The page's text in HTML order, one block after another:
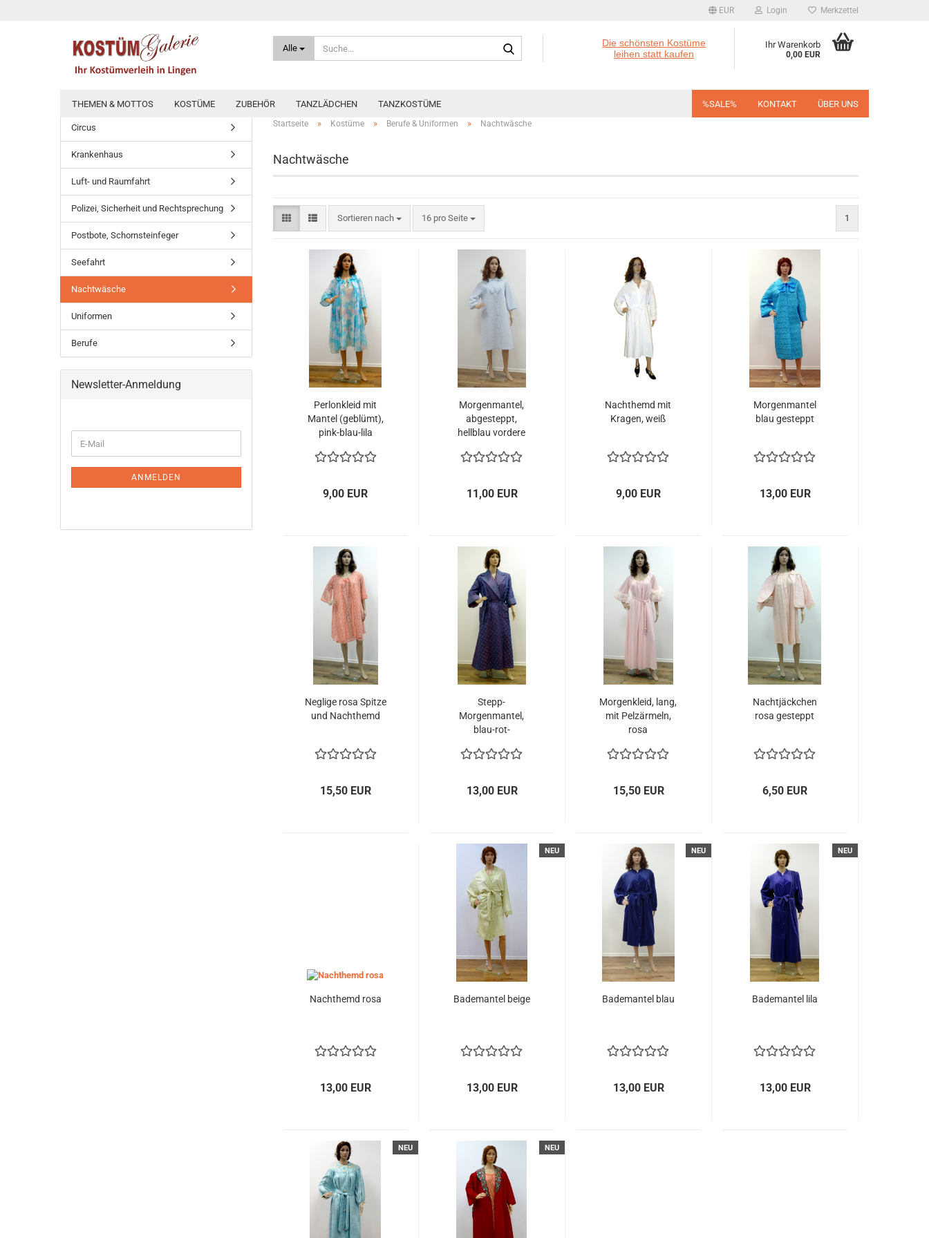
EUR Login Merkzettel
Alle
Die schönsten Kostüme
leihen statt kaufen
Ihr Warenkorb
0,00 EUR
THEMEN & MOTTOS KOSTÜME ZUBEHÖR TANZLÄDCHEN TANZKOSTÜME %SALE% KONTAKT ÜBER UNS
Startseite » Kostüme » Berufe & Uniformen » Nachtwäsche
Nachtwäsche
Sortieren nach
Sortieren nach 16 pro Seite
pro Seite 1
Perlonkleid mit
Mantel (geblümt),
pink-blau-lila
9,00 EUR
Morgenmantel,
abgesteppt,
hellblau vordere
11,00 EUR
Nachthemd mit
Kragen, weiß
9,00 EUR
Morgenmantel
blau gesteppt
13,00 EUR
Neglige rosa Spitze
und Nachthemd
15,50 EUR
Stepp-
Morgenmantel,
blau-rot-
13,00 EUR
Morgenkleid, lang,
mit Pelzärmeln,
rosa
15,50 EUR
Nachtjäckchen
rosa gesteppt
6,50 EUR
Nachthemd rosa
13,00 EUR
NEU
Bademantel beige
13,00 EUR
NEU
Bademantel blau
13,00 EUR
NEU
Bademantel lila
13,00 EUR
NEU NEU
Circus
Krankenhaus
Luft- und Raumfahrt
Polizei, Sicherheit und Rechtsprechung
Postbote, Schornsteinfeger
Seefahrt
Nachtwäsche
Uniformen
Berufe
Newsletter-Anmeldung
ZUR
E-
Mail
ANMELDEN